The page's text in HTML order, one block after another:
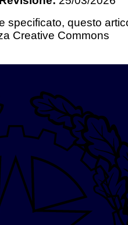
specificato, questo
Creative Commons